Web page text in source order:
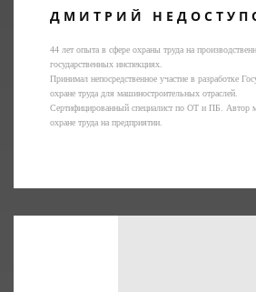
ДМИТРИЙ
44 лет опыта в сфере охраны труда на
государственных инспекциях.
Принимал непосредственное участие в разработке
охране труда для машиностроительных отраслей.
Сертифицированный специалист по ОТ и ПБ. Автор
охране труда на предприятии.